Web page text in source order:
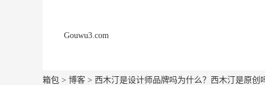
Gouwu3.com
箱包 > 博客 > 西木汀是设计师品牌吗为什么？西木汀是原创